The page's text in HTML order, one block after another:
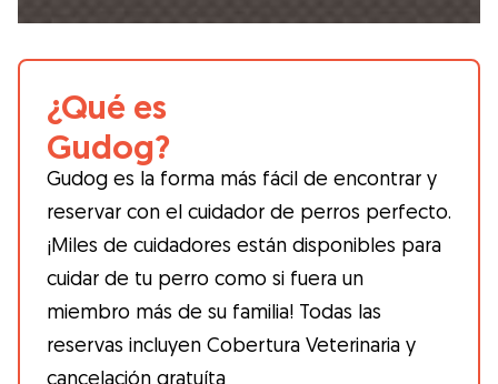
¿Qué es
Gudog?
Gudog es la forma más fácil de encontrar y
reservar con el cuidador de perros perfecto.
¡Miles de cuidadores están disponibles para
cuidar de tu perro como si fuera un
miembro más de su familia! Todas las
reservas incluyen Cobertura Veterinaria y
cancelación gratuíta